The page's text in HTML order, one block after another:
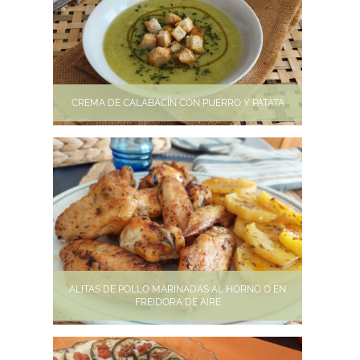
CREMA DE CALABACÍN CON PUERRO Y PATATA
ALITAS DE POLLO MARINADAS AL HORNO O EN
FREIDORA DE AIRE